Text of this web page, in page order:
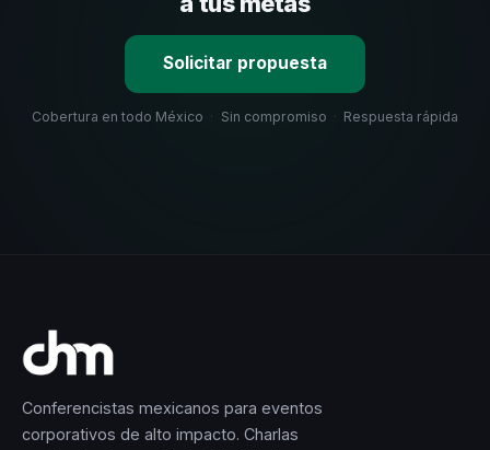
Solicitar propuesta
Cobertura en todo México · Sin compromiso · Respuesta rápida
Conferencistas mexicanos para eventos
corporativos de alto impacto. Charlas